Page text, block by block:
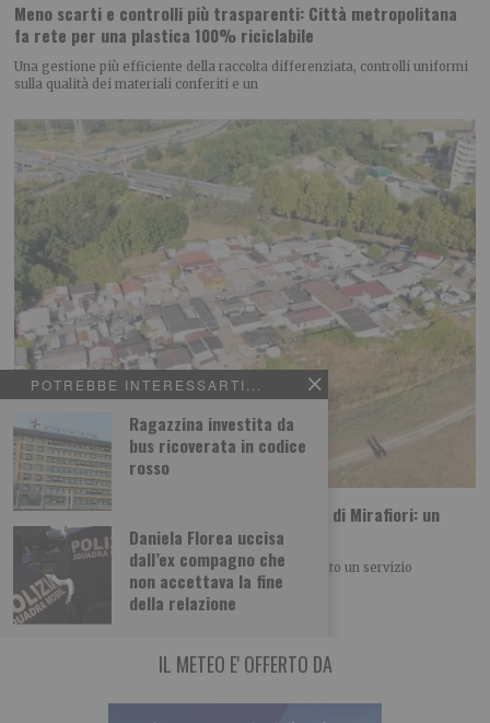
POTREBBE INTERESSARTI...
Ragazzina investita da
bus ricoverata in codice
rosso
Daniela Florea uccisa
dall’ex compagno che
non accettava la fine
della relazione
Meno scarti e controlli più trasparenti: Città metropolitana
fa rete per una plastica 100% riciclabile
Una gestione più efficiente della raccolta differenziata, controlli uniformi
sulla qualità dei materiali conferiti e un
Maxi operazione di polizia al campo nomadi di Mirafiori: un
arresto e tre denunce
Nella giornata di ieri, la Polizia di Stato ha effettuato un servizio
straordinario di controllo del
IL METEO E' OFFERTO DA